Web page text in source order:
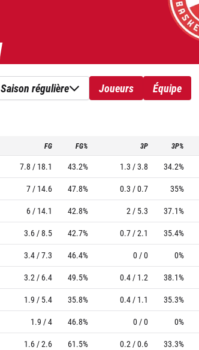
Saison régulière Joueurs Équipe
FG FG% 3P 3P%
7.8 / 18.1 43.2% 1.3 / 3.8 34.2%
7 / 14.6 47.8% 0.3 / 0.7 35%
6 / 14.1 42.8% 2 / 5.3 37.1%
3.6 / 8.5 42.7% 0.7 / 2.1 35.4%
3.4 / 7.3 46.4% 0 / 0 0%
3.2 / 6.4 49.5% 0.4 / 1.2 38.1%
1.9 / 5.4 35.8% 0.4 / 1.1 35.3%
1.9 / 4 46.8% 0 / 0 0%
1.6 / 2.6 61.5% 0.2 / 0.6 33.3%